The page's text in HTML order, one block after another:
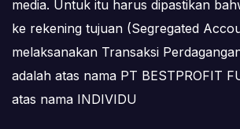
media. Untuk itu harus dipastikan
ke rekening tujuan (Segregated
melaksanakan Transaksi
adalah atas nama PT BESTPROFIT
atas nama INDIVIDU